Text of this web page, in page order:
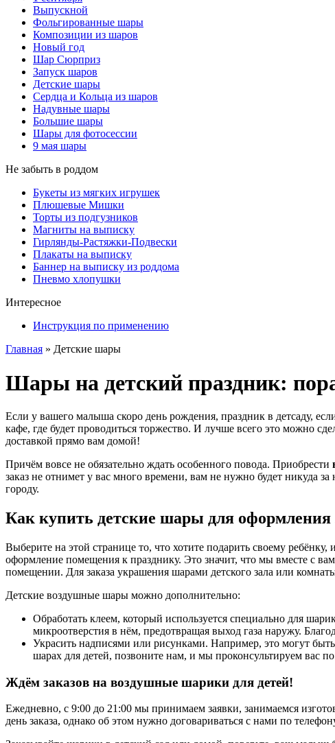
Выпускной
Фольгированные шары
Композиции из шаров
Новый год
Шар Сюрприз
Запуск шаров
Детские шары
Сердца и Кольца из шаров
Надувные шары
Большие шары
Шары для фотосессии
9 мая шары
Не забыть в роддом
Букеты из мягких игрушек
Плюшевые Мишки
Торты из подгузников
Магниты на выписку
Гирлянды-Растяжки-Подвески
Плакаты на выписку
Баннер на выписку из роддома
Пневмо хлопушки
Интересное
Инструкция по применению
Главная » Детские шары
Шары на детский праздник:
Если у вашего малыша скоро день рождения, праздник в детсаду,
кафе, где будет проводиться торжество. И лучше всего это можно
доставкой прямо вам домой!
Причём вовсе не обязательно ждать особенного повода. Приобрести
заказ не отнимет у вас много времени, вам не нужно будет никуда
городу.
Как купить детские шары для
Выберите на этой странице то, что хотите подарить своему
оформление помещения к празднику. Это значит, что мы вместе с
помещении. Для заказа украшения шарами детского зала или
Детские воздушные шары можно дополнительно:
Обработать клеем, который используется специально для
микроотверстия в нём, предотвращая выход газа наружу.
Украсить надписями или рисунками. Например, это могут
шарах для детей, позвоните нам, и мы проконсультируем вас
Ждём заказов на воздушные шарики для детей!
Ежедневно, с 9:00 до 21:00 мы принимаем заявки, занимаемся
день заказа, однако об этом нужно договариваться с нами по